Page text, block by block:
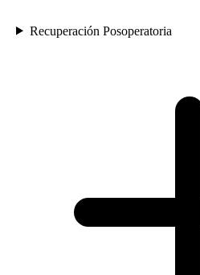
Recuperación Posoperatoria